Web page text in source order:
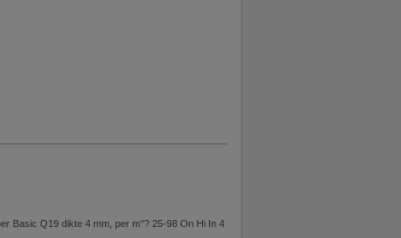
Basic Q19 dikte 4 mm, per m°? 25-98 On Hi In 4